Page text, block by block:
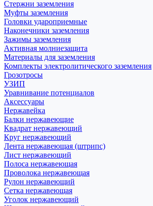
Стержни заземления
Муфты заземления
Головки удароприемные
Наконечники заземления
Зажимы заземления
Активная молниезащита
Материалы для заземления
Комплекты электролитического заземления
Грозотросы
УЗИП
Уравнивание потенциалов
Аксессуары
Нержавейка
Балки нержавеющие
Квадрат нержавеющий
Круг нержавеющий
Лента нержавеющая (штрипс)
Лист нержавеющий
Полоса нержавеющая
Проволока нержавеющая
Рулон нержавеющий
Сетка нержавеющая
Уголок нержавеющий